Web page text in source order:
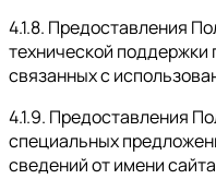
4.1.8. Предоставления
технической поддержки
связанных с
4.1.9. Предоставления
специальных
сведений от имени